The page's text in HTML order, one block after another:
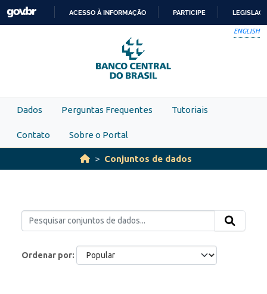
Skip to main content
PARA
O
CONTEÚDO
ACESSO À INFORMAÇÃO PARTICIPE
ENGLISH
Dados Perguntas Frequentes Tutoriais
Contato Sobre o Portal
Conjuntos de dados
Ordenar por